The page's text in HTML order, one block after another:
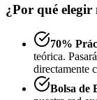
¿Por qué
70%
teórica.
directamente
Bolsa de